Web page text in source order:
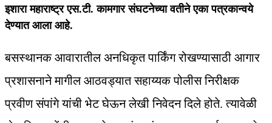
इशारा महाराष्ट्र एस.टी. कामगार संघटनेच्या वतीने एका पत्रकान्वये
देण्यात आला आहे.
बसस्थानक आवारातील अनधिकृत पार्किंग रोखण्यासाठी आगार
प्रशासनाने मागील आठवड्यात सहाय्यक पोलीस निरीक्षक
प्रवीण संपांगे यांची भेट घेऊन लेखी निवेदन दिले होते. त्यावेळी